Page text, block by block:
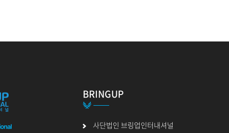
문의 등을 위해 입력한 정보는 목적이 달성된 후 내부 방침 및 기타 관련 법
률에 의한 경우가 아니고서는 보유되는 고유목적 이외의 다른 목적으로 이용되
BRINGUP
사단법인 브링업인터내셔널